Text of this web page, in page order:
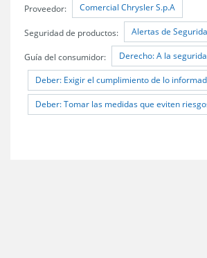
Proveedor: Comercial Chrysler S.p.A
Seguridad de productos: Alertas de
Guía del consumidor: Derecho: A la
Deber: Exigir el cumplimiento de lo
Deber: Tomar las medidas que eviten